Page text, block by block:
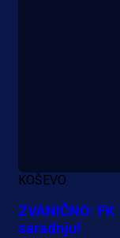
KOŠEVO
ZVANIČNO:
saradnju!